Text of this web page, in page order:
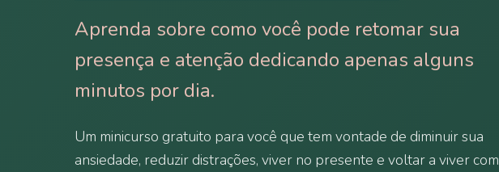
Aprenda sobre como você pode retomar sua
presença e atenção dedicando apenas alguns
minutos por dia.
Um minicurso gratuito para você que tem vontade de diminuir sua
ansiedade, reduzir distrações, viver no presente e voltar a viver com